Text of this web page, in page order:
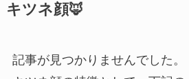
キツネ顔🦊
記事が見つかりませんでした。